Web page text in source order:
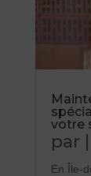
votre
par |
En Île-